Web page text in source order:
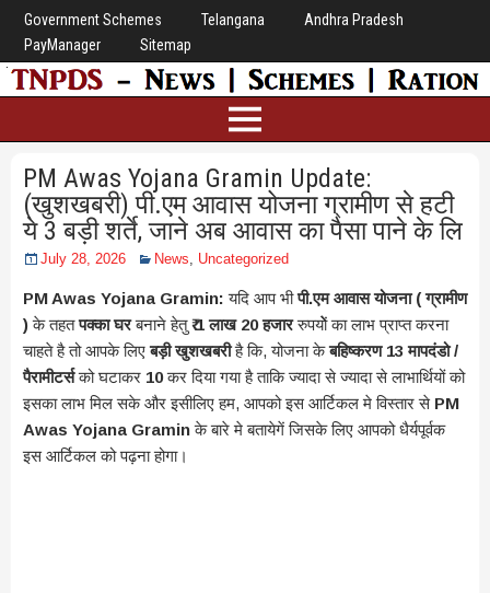
Government Schemes Telangana
Andhra Pradesh
PayManager
Sitemap
PM Awas Yojana Gramin Update:
(खुशखबरी) पी.एम आवास योजना ग्रामीण से हटी
ये 3 बड़ी शर्ते, जाने अब आवास का पैसा पाने के लि
July 28, 2026 News Uncategorized
PM Awas Yojana Gramin:यदि आप भीपी.एम आवास योजना ( ग्रामीण
)के तहतपक्का घरबनाने हेतु₹ 1 लाख 20 हजाररुपयोेें का लाभ प्राप्त करना
चाहते है तो आपके लिएबड़ी खुशखबरीहै कि, योजना केबहिष्करण 13 मापदंडो /
पैरामीटर्सको घटाकर 10कर दिया गया है ताकि ज्यादा से ज्यादा से लाभार्थियों को
इसका लाभ मिल सके और इसीलिए हम, आपको इस आर्टिकल मे विस्तार से PM
Awas Yojana Graminके बारे मे बतायेगें जिसके लिए आपको धैर्यपूर्वक
इस आर्टिकल को पढ़ना होगा।